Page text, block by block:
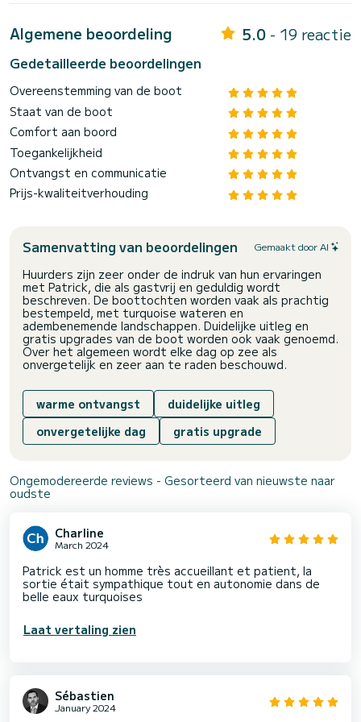
Algemene beoordeling 5.0 - 19 reactie
Gedetailleerde beoordelingen
Overeenstemming van de boot
Staat van de boot
Comfort aan boord
Toegankelijkheid
Ontvangst en communicatie
Prijs-kwaliteitverhouding
Samenvatting van beoordelingen Gemaakt door AI
Huurders zijn zeer onder de indruk van hun ervaringen
met Patrick, die als gastvrij en geduldig wordt
beschreven. De boottochten worden vaak als prachtig
bestempeld, met turquoise wateren en
adembenemende landschappen. Duidelijke uitleg en
gratis upgrades van de boot worden ook vaak genoemd.
Over het algemeen wordt elke dag op zee als
onvergetelijk en zeer aan te raden beschouwd.
warme ontvangst
duidelijke uitleg
onvergetelijke dag
gratis upgrade
Ongemodereerde reviews - Gesorteerd van nieuwste naar
oudste
Charline
March 2024
Patrick est un homme très accueillant et patient, la
sortie était sympathique tout en autonomie dans de
belle eaux turquoises
Laat vertaling zien
Sébastien
January 2024